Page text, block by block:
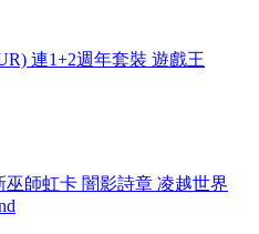
連1+2週年套裝 遊戲王
巫師虹卡 闇影詩章 凌越世界